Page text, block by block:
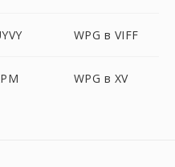
WPG в VIFF
WPG в XV